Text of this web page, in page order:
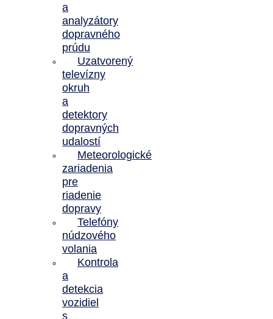
a
analyzátory
dopravného
prúdu
Uzatvorený
televízny
okruh
a
detektory
dopravných
udalostí
Meteorologické
zariadenia
pre
riadenie
dopravy
Telefóny
núdzového
volania
Kontrola
a
detekcia
vozidiel
s